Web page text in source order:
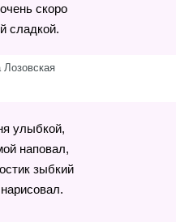
скоро
сладкой.
улыбкой,
наповал,
зыбкий